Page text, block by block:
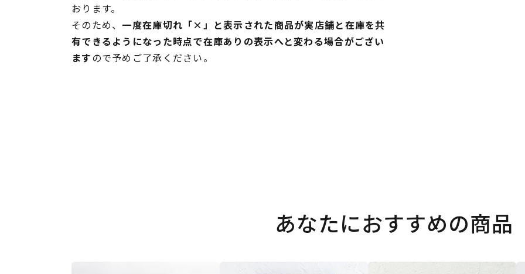
おります。
そのため、 一度在庫切れ「×」と表示された商品が実店舗と在庫を共
有できるようになった時点で在庫ありの表示へと変わる場合がござい
ますので予めご了承ください。
あなたにおすすめの商品